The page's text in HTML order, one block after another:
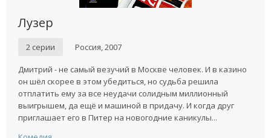
Лузер
2 серии Россия, 2007
Дмитрий - не самый везучий в Москве человек. И в казино
он шёл скорее в этом убедиться, но судьба решила
отплатить ему за все неудачи солидным миллионный
выигрышем, да ещё и машиной в придачу. И когда друг
приглашает его в Питер на новогодние каникулы...